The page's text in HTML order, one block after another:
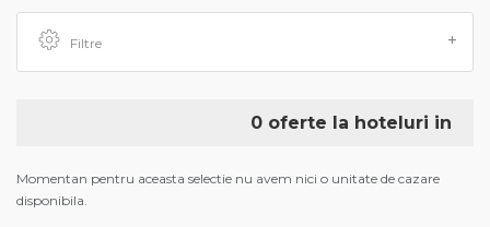
Filtre
0 oferte la hoteluri in
Momentan pentru aceasta selectie nu avem nici o unitate de cazare
disponibila.